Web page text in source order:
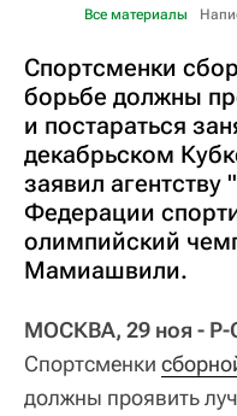
Все материалы
Спортсменки
борьбе должны
и постараться
декабрьском
заявил
Федерации
олимпийский
Мамиашвили.
МОСКВА, 29 ноя - Р-
Спортсменки
должны проявить